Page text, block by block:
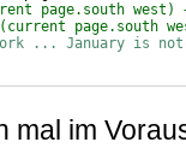
page.south west)
page.south
work ... January is
mal im